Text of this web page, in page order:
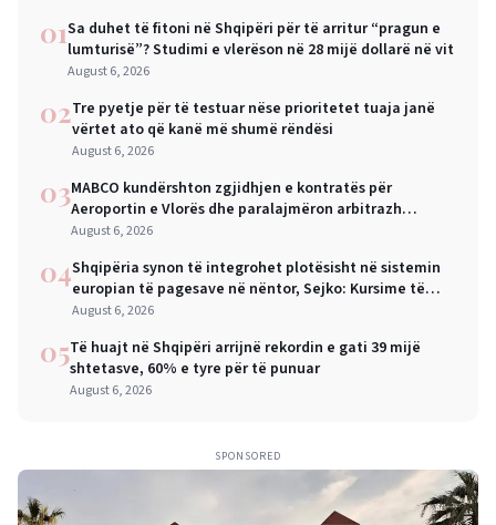
01Sa duhet të fitoni në Shqipëri për të arritur “pragun e
lumturisë”? Studimi e vlerëson në 28 mijë dollarë në vit
August 6, 2026
02Tre pyetje për të testuar nëse prioritetet tuaja janë
vërtet ato që kanë më shumë rëndësi
August 6, 2026
03MABCO kundërshton zgjidhjen e kontratës për
Aeroportin e Vlorës dhe paralajmëron arbitrazh
ndërkombëtar
August 6, 2026
04Shqipëria synon të integrohet plotësisht në sistemin
europian të pagesave në nëntor, Sejko: Kursime të
mëdha për qytetarët dhe bizneset
August 6, 2026
05Të huajt në Shqipëri arrijnë rekordin e gati 39 mijë
shtetasve, 60% e tyre për të punuar
August 6, 2026
SPONSORED